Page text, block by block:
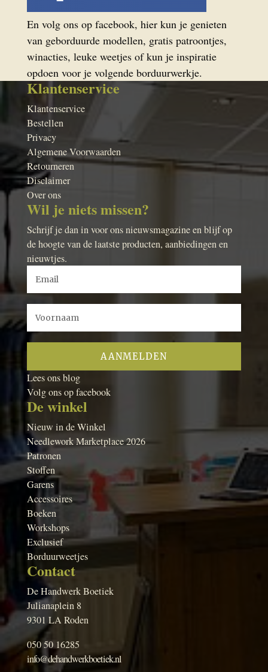
En volg ons op facebook, hier kun je genieten
van geborduurde modellen, gratis patroontjes,
winacties, leuke weetjes of kun je inspiratie
opdoen voor je volgende borduurwerkje.
Klantenservice
Klantenservice
Bestellen
Privacy
Algemene Voorwaarden
Retourneren
Disclaimer
Over ons
Wil je niets missen?
Schrijf je dan in voor ons nieuwsmagazine en blijf op
de hoogte van de laatste producten, aanbiedingen en
nieuwtjes.
Lees ons blog
Volg ons op facebook
De winkel
Nieuw in de Winkel
Needlework Marketplace 2026
Patronen
Stoffen
Garens
Accessoires
Boeken
Workshops
Exclusief
Borduurweetjes
Contact
De Handwerk Boetiek
Julianaplein 8
9301 LA Roden
050 50 16285
info@dehandwerkboetiek.nl